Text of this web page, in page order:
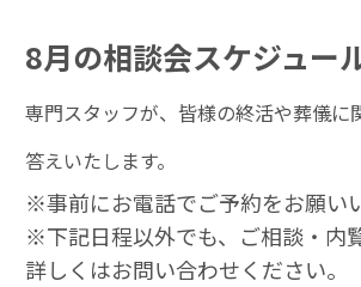
8月の相談会スケジュー
専門スタッフが、皆様の終活や葬儀に
答えいたします。
※事前にお電話でご予約をお願い
※下記日程以外でも、ご相談・内
詳しくはお問い合わせください。